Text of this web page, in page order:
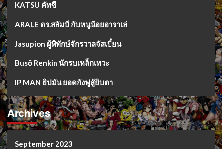
KATSU คัทซึ
ARALE ดร.สลัมป์ กับหนูน้อยอาราเล่
Jasupion ผู้พิทักษ์จักรวาลจัสเบี้ยน
Busō Renkin นักรบเหล็กเทวะ
IP MAN ยิปมัน ยอดกังฟูสู้ยิบตา
Archives
September 2023